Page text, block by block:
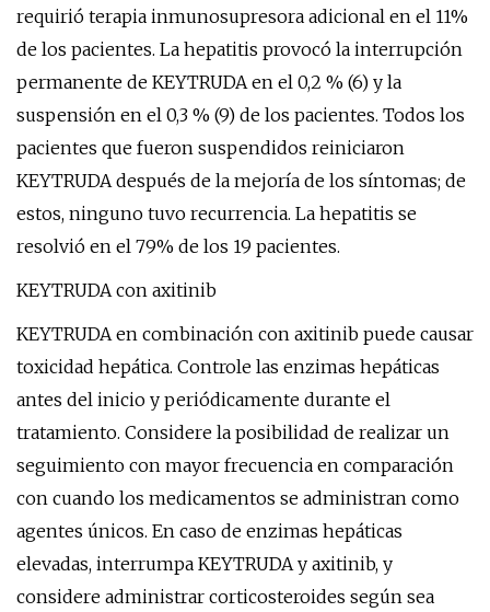
requirió terapia inmunosupresora adicional en el 11%
de los pacientes. La hepatitis provocó la interrupción
permanente de KEYTRUDA en el 0,2 % (6) y la
suspensión en el 0,3 % (9) de los pacientes. Todos los
pacientes que fueron suspendidos reiniciaron
KEYTRUDA después de la mejoría de los síntomas; de
estos, ninguno tuvo recurrencia. La hepatitis se
resolvió en el 79% de los 19 pacientes.
KEYTRUDA con axitinib
KEYTRUDA en combinación con axitinib puede causar
toxicidad hepática. Controle las enzimas hepáticas
antes del inicio y periódicamente durante el
tratamiento. Considere la posibilidad de realizar un
seguimiento con mayor frecuencia en comparación
con cuando los medicamentos se administran como
agentes únicos. En caso de enzimas hepáticas
elevadas, interrumpa KEYTRUDA y axitinib, y
considere administrar corticosteroides según sea